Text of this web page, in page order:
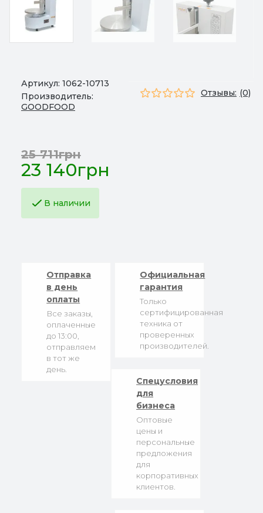
Артикул: 1062-10713
Производитель:
GOODFOOD
Отзывы: (0)
23 140грн
25 711грн
В наличии
Отправка
в день
оплаты
Все заказы,
оплаченные
до 13:00,
отправляем
в тот же
день.
Официальная
гарантия
Только
сертифицированная
техника от
проверенных
производителей.
Спецусловия
для
бизнеса
Оптовые
цены и
персональные
предложения
для
корпоративных
клиентов.